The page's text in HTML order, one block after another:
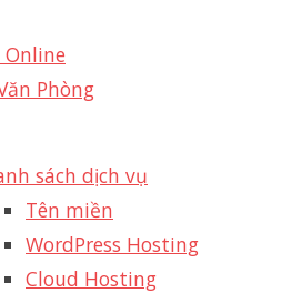
Online
Phòng
sách dịch vụ
Tên miền
WordPress Hosting
Cloud Hosting